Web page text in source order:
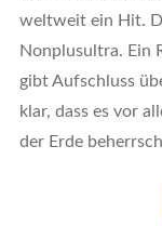
weltweit ein Hit.
Nonplusultra. Ein
gibt Aufschluss
klar, dass es vor
der Erde